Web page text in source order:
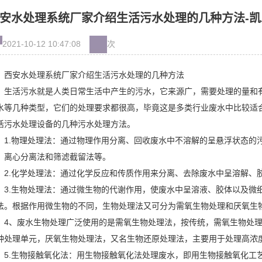
水处理系统厂家介绍生活污水处理的几种方法-
2021-10-12 10:47:08 次
西安水处理系统厂家介绍生活污水处理的几种方法
生活污水就是人类日常生活中产生的污水，它来源广，需要处理的量
等几种类型，它们的处理要求都很高，毕竟这是多类行业废水中比较
污水处理设备的几种污水处理方法。
1.物理处理法：通过物理作用分离、回收废水中不溶解的呈悬浮状态
离心分离法和筛滤截留法等。
2.化学处理法：通过化学反应和传质作用来分离、去除废水中呈溶解
3.生物处理法：通过微生物的代谢作用，使废水中呈溶液、胶体以及
。根据作用微生物的不同，生物处理法又可分为需氧生物处理和厌氧生
4、废水生物处理广泛使用的是需氧生物处理法，按传统，需氧生物处
处理单元，厌氧生物处理法，又名生物还原处理法，主要用于处理高
5.生物接触氧化法：用生物接触氧化法处理废水，即用生物接触氧化